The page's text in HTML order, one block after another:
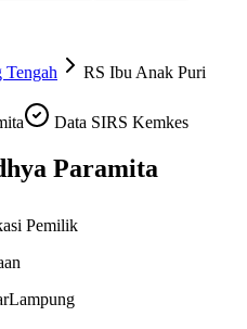
Tengah
RS Ibu Anak Puri
Data SIRS Kemkes
Paramita
Pemilik
Lampung